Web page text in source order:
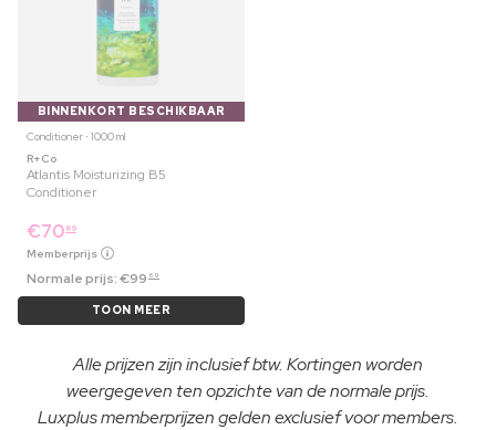
BINNENKORT BESCHIKBAAR
Conditioner ⋅ 1000 ml
R+Co
Atlantis Moisturizing B5
Conditioner
€70 89
Memberprijs
Normale prijs:€99 69
TOON MEER
Alle prijzen zijn inclusief btw. Kortingen worden
weergegeven ten opzichte van de normale prijs.
Luxplus memberprijzen gelden exclusief voor members.